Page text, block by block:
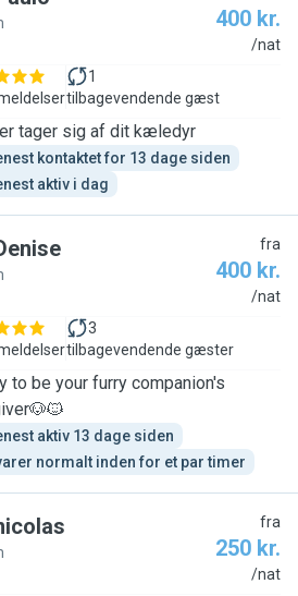
400 kr.
/nat
1
tilbagevendende gæst
tager sig af dit kæledyr
kontaktet for 13 dage siden
aktiv i dag
fra
400 kr.
/nat
3
tilbagevendende gæster
to be your furry companion's
aktiv 13 dage siden
normalt inden for et par timer
fra
250 kr.
/nat